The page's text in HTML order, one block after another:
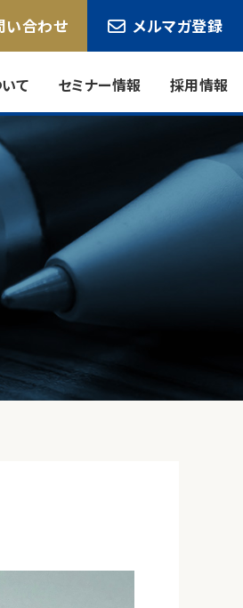
て セミナー情報 採用情報
い合わせ メルマガ登録